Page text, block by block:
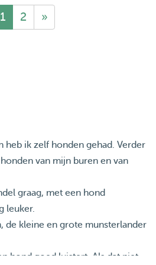
1 2 »
heb ik zelf honden gehad. Verder
van mijn buren en van
graag, met een hond
leuker.
de kleine en grote munsterlander
hond goed luistert. Als dat niet